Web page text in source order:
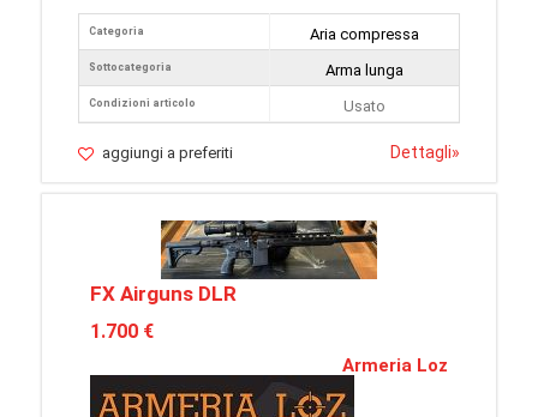
Categoria
Sottocategoria
Condizioni articolo
Aria compressa
Arma lunga
Usato
aggiungi a preferiti Dettagli»
FX Airguns DLR
1.700 €
Armeria Loz